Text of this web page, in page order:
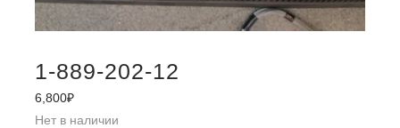
1-889-202-12
6,800₽
Нет в наличии